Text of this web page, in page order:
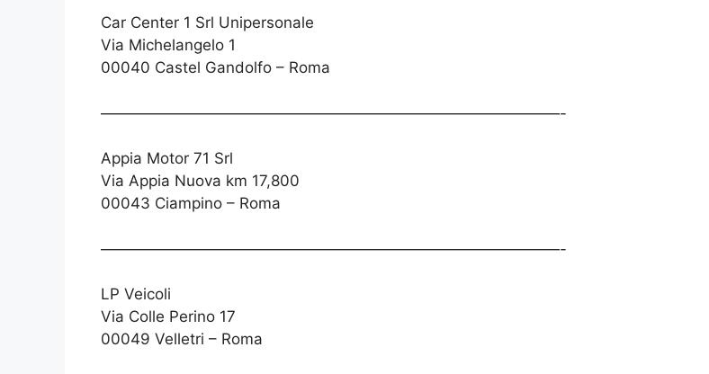
Car Center 1 Srl Unipersonale
Via Michelangelo 1
00040 Castel Gandolfo – Roma
——————————————————————————————-
Appia Motor 71 Srl
Via Appia Nuova km 17,800
00043 Ciampino – Roma
——————————————————————————————-
LP Veicoli
Via Colle Perino 17
00049 Velletri – Roma